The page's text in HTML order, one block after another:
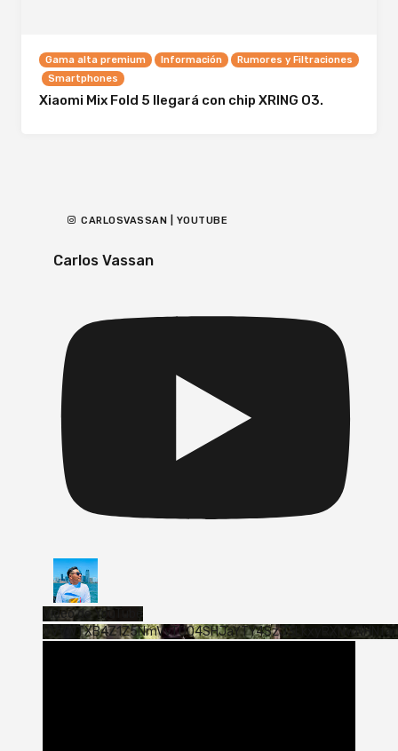
Gama alta premium Información
Rumores y Filtraciones
Smartphones
Xiaomi Mix Fold 5 llegará con chip XRING O3.
CARLOSVASSAN | YOUTUBE
Carlos Vassan
Vídeo de YouTube